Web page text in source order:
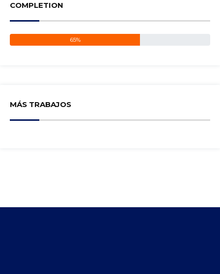
COMPLETION
65%
MÁS TRABAJOS